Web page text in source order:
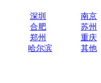
深圳
南京
合肥
苏州
郑州
重庆
哈尔滨
其他